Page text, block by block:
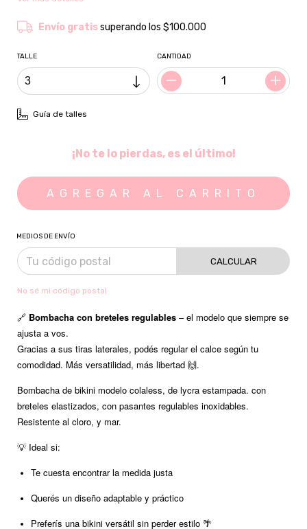
Envío gratissuperando los$100.000
TALLE CANTIDAD
Guía de talles
¡No te lo pierdas, es el último!
MEDIOS DE ENVÍO
CALCULAR
No sé mi código postal
🔗 Bombacha con breteles regulables – el modelo que siempre se
ajusta a vos.
Gracias a sus tiras laterales, podés regular el calce según tu
comodidad. Más versatilidad, más libertad 🙌.
Bombacha de bikini modelo colaless, de lycra estampada. con
breteles elastizados, con pasantes regulables inoxidables.
Resistente al cloro, y mar.
💡 Ideal si:
Te cuesta encontrar la medida justa
Querés un diseño adaptable y práctico
Preferís una bikini versátil sin perder estilo 🌴